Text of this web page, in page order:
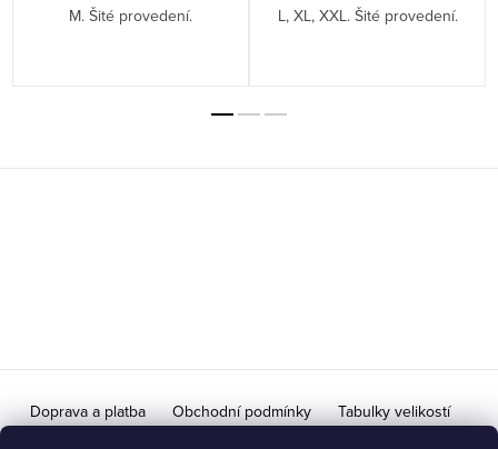
M. Šité provedení. L, XL, XXL. Šité provedení.
Doprava a platba Obchodní podmínky Tabulky velikostí